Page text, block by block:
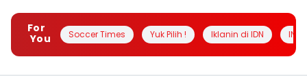
For
You
Soccer Times Yuk Pilih ! Iklanin di IDN